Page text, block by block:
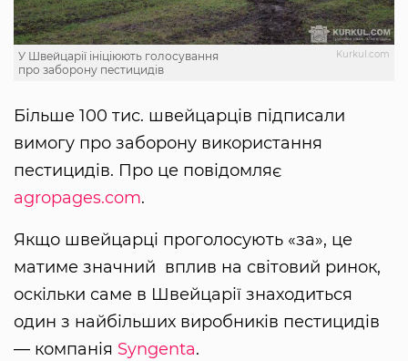
Kurkul.com
У Швейцарії ініціюють голосування
про заборону пестицидів
Більше 100 тис. швейцарців підписали
вимогу про заборону використання
пестицидів. Про це повідомляє
agropages.com.
Якщо швейцарці проголосують «за», це
матиме значний вплив на світовий ринок,
оскільки саме в Швейцарії знаходиться
один з найбільших виробників пестицидів
— компанія Syngenta.